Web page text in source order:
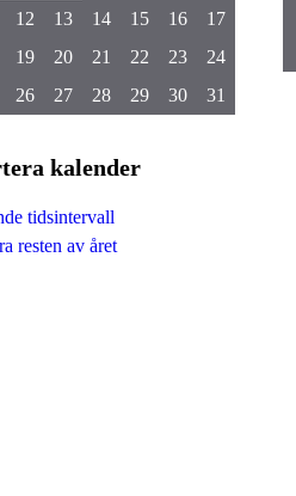
12
13 14 15 16
17
19
20 21 22 23
24
26
27 28 29 30 31
kalender
tidsintervall
resten av året